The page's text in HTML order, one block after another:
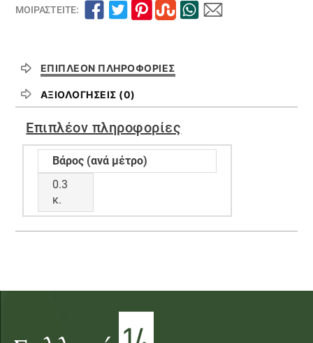
ΜΟΙΡΑΣΤΕΊΤΕ:
ΕΠΙΠΛΈΟΝ ΠΛΗΡΟΦΟΡΊΕΣ
ΑΞΙΟΛΟΓΉΣΕΙΣ (0)
Επιπλέον πληροφορίες
Βάρος (ανά μέτρο)
0.3
κ.